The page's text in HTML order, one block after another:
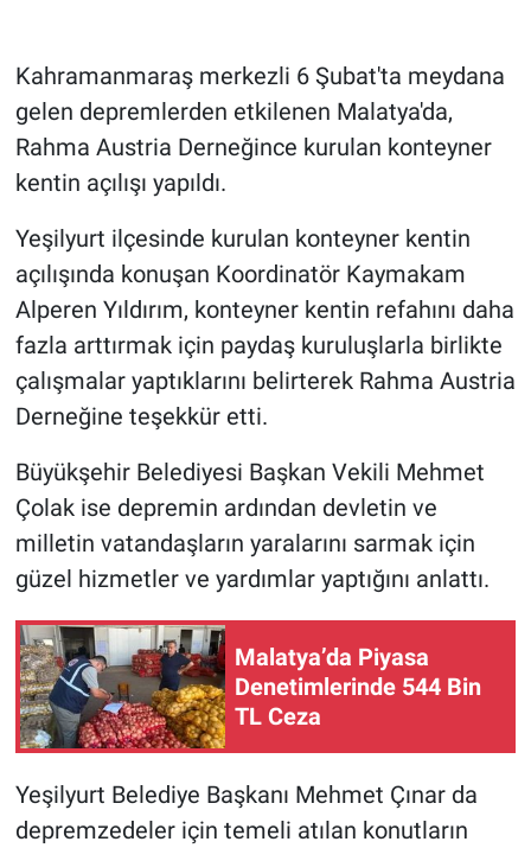
Kahramanmaraş merkezli 6 Şubat'ta meydana
gelen depremlerden etkilenen Malatya'da,
Rahma Austria Derneğince kurulan konteyner
kentin açılışı yapıldı.
Yeşilyurt ilçesinde kurulan konteyner kentin
açılışında konuşan Koordinatör Kaymakam
Alperen Yıldırım, konteyner kentin refahını daha
fazla arttırmak için paydaş kuruluşlarla birlikte
çalışmalar yaptıklarını belirterek Rahma Austria
Derneğine teşekkür etti.
Büyükşehir Belediyesi Başkan Vekili Mehmet
Çolak ise depremin ardından devletin ve
milletin vatandaşların yaralarını sarmak için
güzel hizmetler ve yardımlar yaptığını anlattı.
Malatya’da Piyasa
Denetimlerinde 544 Bin
TL Ceza
Yeşilyurt Belediye Başkanı Mehmet Çınar da
depremzedeler için temeli atılan konutların